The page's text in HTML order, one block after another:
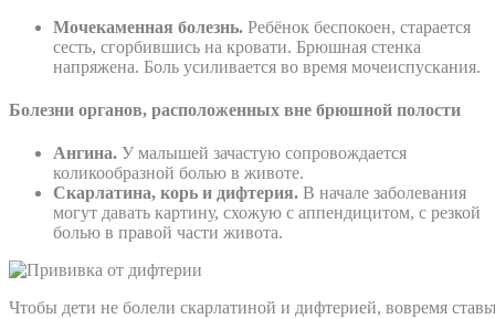
Мочекаменная болезнь. Ребёнок беспокоен, старается
сесть, сгорбившись на кровати. Брюшная стенка
напряжена. Боль усиливается во время мочеиспускания.
Болезни органов, расположенных вне брюшной полости
Ангина. У малышей зачастую сопровождается
коликообразной болью в животе.
Скарлатина, корь и дифтерия. В начале заболевания
могут давать картину, схожую с аппендицитом, с резкой
болью в правой части живота.
Чтобы дети не болели скарлатиной и дифтерией, вовремя